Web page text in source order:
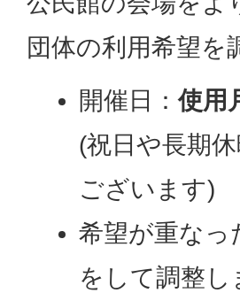
団体の利用希望
開催日：使用
(祝日や長期
ございます)
希望が重なっ
をして調整